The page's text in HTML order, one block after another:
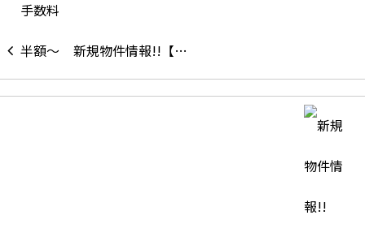
新規物件情報!!【…